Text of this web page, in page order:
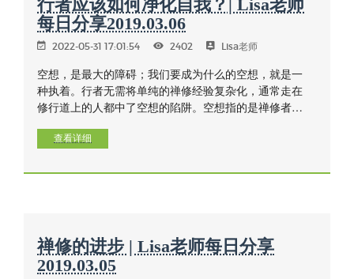
行者应该如何净化自我？| Lisa老师
每日分享2019.03.06
2022-05-31 17:01:54 2402 Lisa老师
空想，是最大的障碍；我们要成为什么的空想，就是一
种执着。行者无需将单纯的禅修经验复杂化，通常走在
修行道上的人都中了空想的陷阱。空想指的是禅修者试
止不前，没在禅坐中真正地觉知、觉察，不能够提起正
查看详细
禅修的进步 | Lisa老师每日分享
2019.03.05